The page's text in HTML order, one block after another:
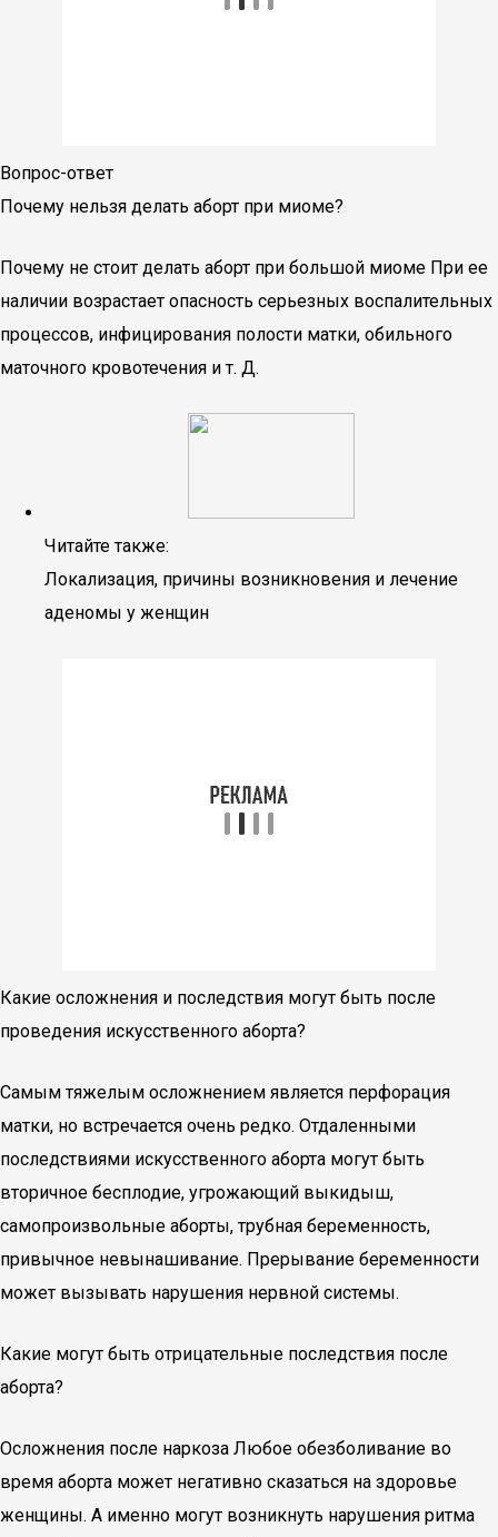
Вопрос-ответ
Почему нельзя делать аборт при миоме?
Почему не стоит делать аборт при большой миоме При ее
наличии возрастает опасность серьезных воспалительных
процессов, инфицирования полости матки, обильного
маточного кровотечения и т. Д.
Читайте также:
Локализация, причины возникновения и лечение
аденомы у женщин
Какие осложнения и последствия могут быть после
проведения искусственного аборта?
Самым тяжелым осложнением является перфорация
матки, но встречается очень редко. Отдаленными
последствиями искусственного аборта могут быть
вторичное бесплодие, угрожающий выкидыш,
самопроизвольные аборты, трубная беременность,
привычное невынашивание. Прерывание беременности
может вызывать нарушения нервной системы.
Какие могут быть отрицательные последствия после
аборта?
Осложнения после наркоза Любое обезболивание во
время аборта может негативно сказаться на здоровье
женщины. А именно могут возникнуть нарушения ритма